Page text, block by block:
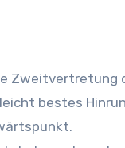
bestes